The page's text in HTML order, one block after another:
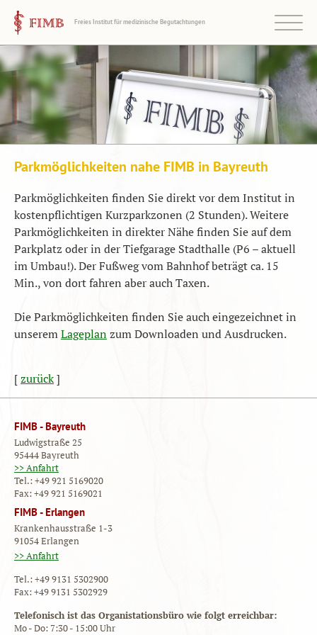
FIMB -
Freies Institut für medizinische Begutachtungen
Menü zeigen
Startseite
Wir über uns
Standorte
Leistungsprofil
Informationen
Parkmöglichkeiten nahe FIMB in Bayreuth
Parkmöglichkeiten finden Sie direkt vor dem Institut in
kostenpflichtigen Kurzparkzonen (2 Stunden). Weitere
Parkmöglichkeiten in direkter Nähe finden Sie auf dem
Parkplatz oder in der Tiefgarage Stadthalle (P6 – aktuell
im Umbau!). Der Fußweg vom Bahnhof beträgt ca. 15
Min., von dort fahren aber auch Taxen.
Die Parkmöglichkeiten finden Sie auch eingezeichnet in
unseremLageplanzum Downloaden und Ausdrucken.
[zurück]
FIMB - Bayreuth
Ludwigstraße 25
95444 Bayreuth
>> Anfahrt
Tel.: +49 921 5169020
Fax: +49 921 5169021
FIMB - Erlangen
Krankenhausstraße 1-3
91054 Erlangen
>> Anfahrt
Tel.: +49 9131 5302900
Fax: +49 9131 5302929
Telefonisch ist das Organistationsbüro wie folgt erreichbar:
Mo - Do: 7:30 - 15:00 Uhr